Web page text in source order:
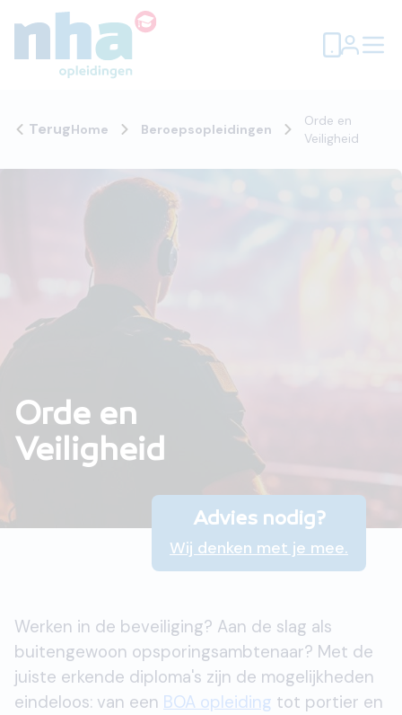
TerugHome Beroepsopleidingen
Orde en
Veiligheid
Orde en
Veiligheid
Advies nodig?
Wij denken met je mee.
Werken in de beveiliging? Aan de slag als
buitengewoon opsporingsambtenaar? Met de
juiste erkende diploma's zijn de mogelijkheden
eindeloos: van een BOA opleiding tot portier en